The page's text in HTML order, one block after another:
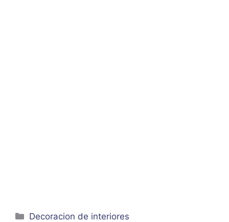
Categorías
Decoracion de interiores